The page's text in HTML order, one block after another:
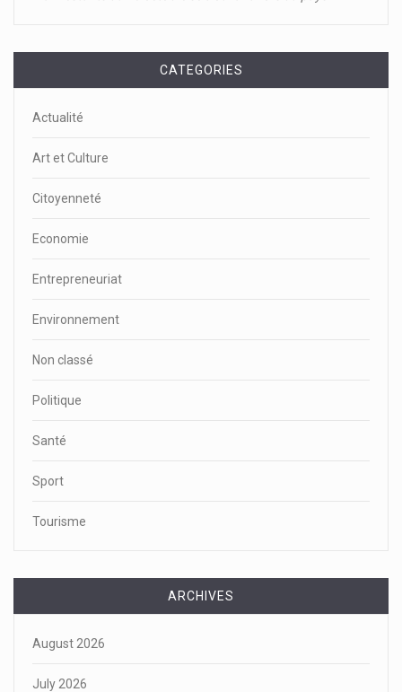
CATEGORIES
Actualité
Art et Culture
Citoyenneté
Economie
Entrepreneuriat
Environnement
Non classé
Politique
Santé
Sport
Tourisme
ARCHIVES
August 2026
July 2026